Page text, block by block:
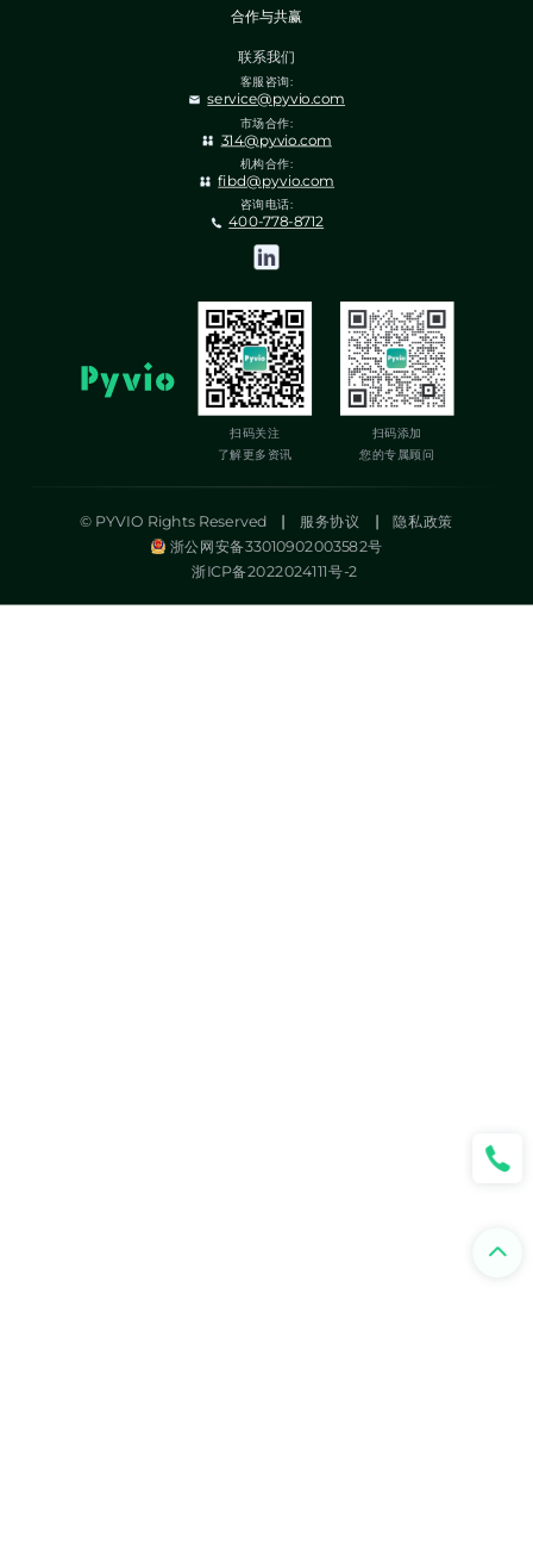
合作与共赢
联系我们
客服咨询:
service@pyvio.com
市场合作:
314@pyvio.com
机构合作:
fibd@pyvio.com
咨询电话:
400-778-8712
扫码关注
了解更多资讯
扫码添加
您的专属顾问
© PYVIO Rights Reserved | 服务协议 | 隐私政策
浙公网安备33010902003582号
浙ICP备2022024111号-2